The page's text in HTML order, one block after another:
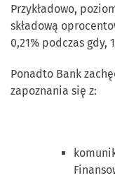
Przykładowo,
składową
0,21% podczas gdy,
Ponadto Bank
zapoznania się z: